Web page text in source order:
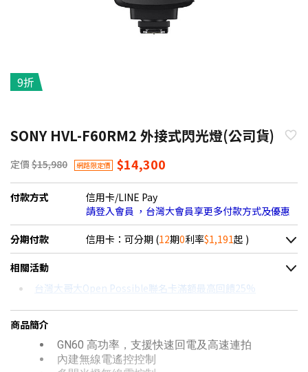
9折
SONY HVL-F60RM2 外接式閃光燈(公司貨)
定價 $15,980 網路限定價 $14,300
付款方式
信用卡/LINE Pay
請登入會員 ，台灣大會員享更多付款方式及優惠
分期付款 信用卡：可分期 (12期0利率$1,191起 )
＊實際可分期數、適用利率，請以購物車顯示為主
信用卡分期
分期數
3期 0利率
6期 0利率
每期金額
$4,766
$2,383
配合銀行/業者
18家銀行/業者
相關活動
台灣大哥大Open Possible聯名卡滿額最高回饋25%
商品簡介
GN60 高功率，支援快速回電及高速連拍
內建無線電遙控控制